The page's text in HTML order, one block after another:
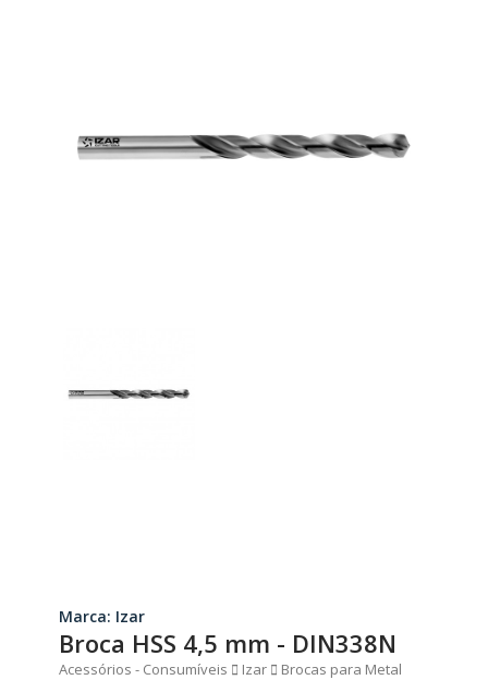
Marca: Izar
Broca HSS 4,5 mm - DIN338N
Acessórios - Consumíveis Izar
Brocas para Metal